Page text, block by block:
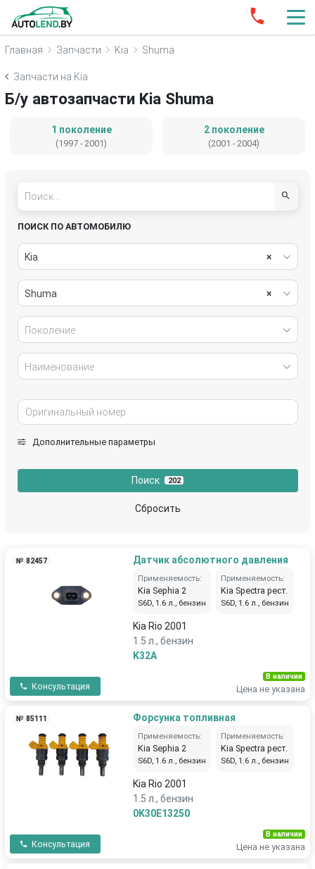
Главная Запчасти Kia Shuma
Запчасти на Kia
Б/у автозапчасти Kia Shuma
1 поколение
(1997 - 2001)
2 поколение
(2001 - 2004)
ПОИСК ПО АВТОМОБИЛЮ
×
Kia
×
Shuma
Поколение
Наименование
Дополнительные параметры
Поиск 202
Сбросить
№ 82457 Датчик абсолютного давления
Применяемость:
Kia Sephia 2
S6D, 1.6 л., бензин
Применяемость:
Kia Spectra рест.
S6D, 1.6 л., бензин
Kia Rio 2001
1.5 л., бензин
K32A
Консультация
В наличии
Цена не указана
№ 85111 Форсунка топливная
Применяемость:
Kia Sephia 2
S6D, 1.6 л., бензин
Применяемость:
Kia Spectra рест.
S6D, 1.6 л., бензин
Kia Rio 2001
1.5 л., бензин
0K30E13250
Консультация
В наличии
Цена не указана